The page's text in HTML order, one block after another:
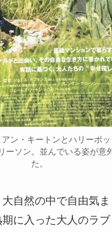
ン・キートンとハリーポ
ーソン。並んでいる姿が意
た。
自然の中で自由気ま
に入った大人のラ